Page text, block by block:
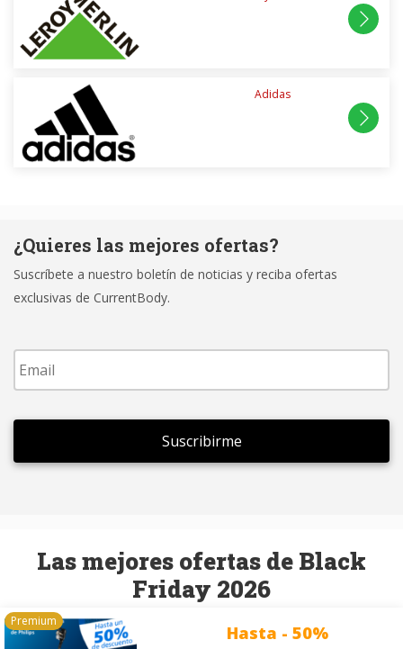
Adidas
¿Quieres las mejores ofertas?
Suscríbete a nuestro boletín de noticias y reciba ofertas
exclusivas de CurrentBody.
Email *
Las mejores ofertas de Black
Friday 2026
Hasta - 50%